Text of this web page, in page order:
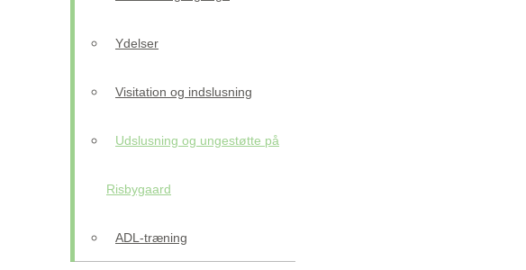
Ydelser
Visitation og indslusning
Udslusning og ungestøtte på
Risbygaard
ADL-træning